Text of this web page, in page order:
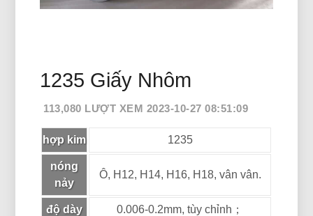
1235 Giấy Nhôm
113,080 LƯỢT XEM 2023-10-27 08:51:09
hợp kim 1235
nóng
nảy
Ô, H12, H14, H16, H18, vân vân.
độ dày 0.006-0.2mm, tùy chỉnh；